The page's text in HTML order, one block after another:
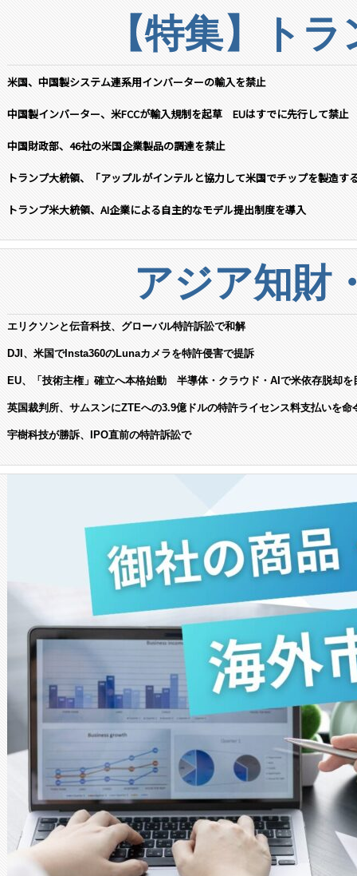
【特集】ト
米国、中国製システム連系用インバーターの輸入を禁止
中国製インバーター、米FCCが輸入規制を起草 EUはすでに先行して禁止
中国財政部、46社の米国企業製品の調達を禁止
トランプ大統領、「アップルがインテルと協力して米国でチップを製造す
トランプ米大統領、AI企業による自主的なモデル提出制度を導入
アジア知財
エリクソンと伝音科技、グローバル特許訴訟で和解
DJI、米国でInsta360のLunaカメラを特許侵害で提訴
EU、「技術主権」確立へ本格始動 半導体・クラウド・AIで米依存脱却を
英国裁判所、サムスンにZTEへの3.9億ドルの特許ライセンス料支払いを命
宇樹科技が勝訴、IPO直前の特許訴訟で